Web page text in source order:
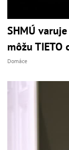
SHMÚ
môžu TIETO
Domáce